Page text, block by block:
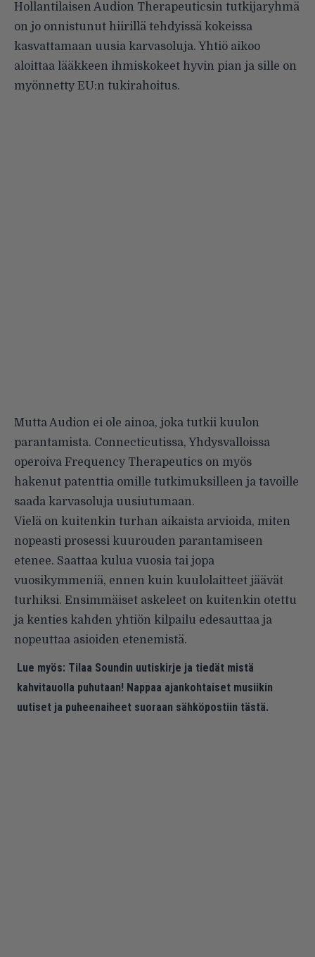
Hollantilaisen Audion Therapeuticsin tutkijaryhmä
on jo onnistunut hiirillä tehdyissä kokeissa
kasvattamaan uusia karvasoluja. Yhtiö aikoo
aloittaa lääkkeen ihmiskokeet hyvin pian ja sille on
myönnetty EU:n tukirahoitus.
Mutta Audion ei ole ainoa, joka tutkii kuulon
parantamista. Connecticutissa, Yhdysvalloissa
operoiva Frequency Therapeutics on myös
hakenut patenttia omille tutkimuksilleen ja tavoille
saada karvasoluja uusiutumaan.
Vielä on kuitenkin turhan aikaista arvioida, miten
nopeasti prosessi kuurouden parantamiseen
etenee. Saattaa kulua vuosia tai jopa
vuosikymmeniä, ennen kuin kuulolaitteet jäävät
turhiksi. Ensimmäiset askeleet on kuitenkin otettu
ja kenties kahden yhtiön kilpailu edesauttaa ja
nopeuttaa asioiden etenemistä.
Lue myös: Tilaa Soundin uutiskirje ja tiedät mistä
kahvitauolla puhutaan! Nappaa ajankohtaiset musiikin
uutiset ja puheenaiheet suoraan sähköpostiin tästä.